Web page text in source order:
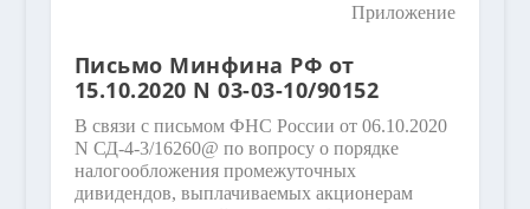
Приложение
Письмо Минфина РФ от
15.10.2020 N 03-03-10/90152
В связи с письмом ФНС России от 06.10.2020
N СД-4-3/16260@ по вопросу о порядке
налогообложения промежуточных
дивидендов, выплачиваемых акционерам